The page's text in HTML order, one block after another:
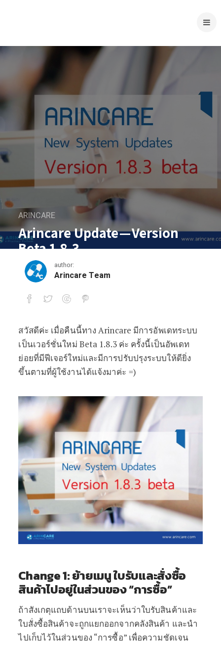
ARINCARE
Arincare Update — Version
Beta 1.8.3
September 5, 2017
author:
Arincare Team
Arincare Update — Version Beta 1.8.3
สวัสดีค่ะ เมื่อคืนนี้ทาง Arincare มีการอัพเดทระบบ
เป็นเวอร์ชั่นใหม่ Beta 1.8.3 ค่ะ ครั้งนี้เป็นอัพเดท
ย่อยที่มีฟีเจอร์ใหม่และมีการปรับปรุงระบบให้ดียิ่ง
ขึ้นตามที่ผู้ใช้งานได้แจ้งมาค่ะ =)
Change 1: ย้ายเมนู ใบรับและสั่งซื้อ
สินค้าไปอยู่ในส่วนของ “การซื้อ”
ถ้าสังเกตุแถบด้านบนเราจะเห็นว่าใบรับสินค้าและ
ใบสั่งซื้อสินค้าจะถูกแยกออกจากคลังสินค้า และนำ
ไปเก็บไว้ในส่วนของ “การซื้อ” เพื่อความชัดเจน